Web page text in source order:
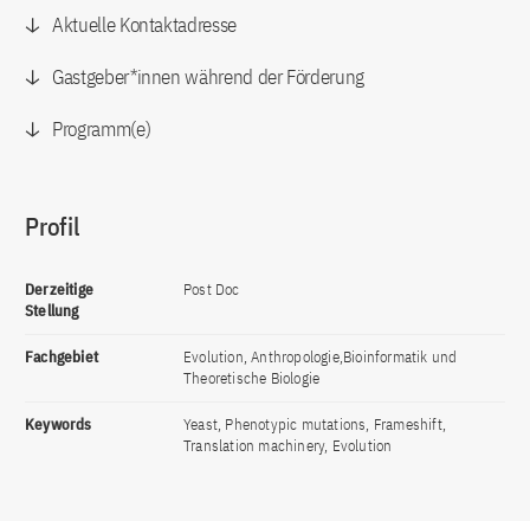
Aktuelle Kontaktadresse
Gastgeber*innen während der Förderung
Programm(e)
Profil
Derzeitige
Stellung
Post Doc
Fachgebiet
Evolution, Anthropologie,Bioinformatik und
Theoretische Biologie
Keywords
Yeast, Phenotypic mutations, Frameshift,
Translation machinery, Evolution